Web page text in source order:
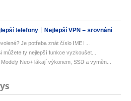
telefony Nejlepší VPN – srovnání
Je potřeba znát číslo IMEI ...
můžete ty nejlepší funkce vyzkoušet...
Neo+ lákají výkonem, SSD a vyměn...